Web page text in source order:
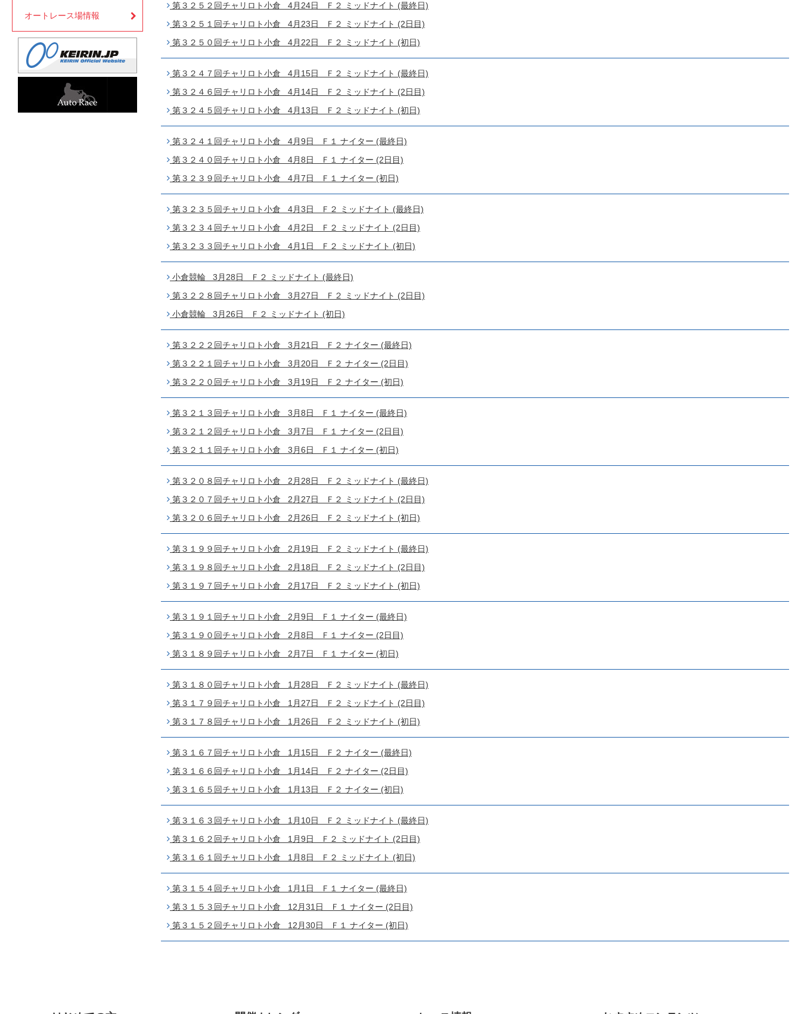
オートレース場情報
第３２５２回チャリロト小倉 4月24日 Ｆ２ ミッドナイト (最終日)
第３２５１回チャリロト小倉 4月23日 Ｆ２ ミッドナイト (2日目)
第３２５０回チャリロト小倉 4月22日 Ｆ２ ミッドナイト (初日)
第３２４７回チャリロト小倉 4月15日 Ｆ２ ミッドナイト (最終日)
第３２４６回チャリロト小倉 4月14日 Ｆ２ ミッドナイト (2日目)
第３２４５回チャリロト小倉 4月13日 Ｆ２ ミッドナイト (初日)
第３２４１回チャリロト小倉 4月9日 Ｆ１ ナイター (最終日)
第３２４０回チャリロト小倉 4月8日 Ｆ１ ナイター (2日目)
第３２３９回チャリロト小倉 4月7日 Ｆ１ ナイター (初日)
第３２３５回チャリロト小倉 4月3日 Ｆ２ ミッドナイト (最終日)
第３２３４回チャリロト小倉 4月2日 Ｆ２ ミッドナイト (2日目)
第３２３３回チャリロト小倉 4月1日 Ｆ２ ミッドナイト (初日)
小倉競輪 3月28日 Ｆ２ ミッドナイト (最終日)
第３２２８回チャリロト小倉 3月27日 Ｆ２ ミッドナイト (2日目)
小倉競輪 3月26日 Ｆ２ ミッドナイト (初日)
第３２２２回チャリロト小倉 3月21日 Ｆ２ ナイター (最終日)
第３２２１回チャリロト小倉 3月20日 Ｆ２ ナイター (2日目)
第３２２０回チャリロト小倉 3月19日 Ｆ２ ナイター (初日)
第３２１３回チャリロト小倉 3月8日 Ｆ１ ナイター (最終日)
第３２１２回チャリロト小倉 3月7日 Ｆ１ ナイター (2日目)
第３２１１回チャリロト小倉 3月6日 Ｆ１ ナイター (初日)
第３２０８回チャリロト小倉 2月28日 Ｆ２ ミッドナイト (最終日)
第３２０７回チャリロト小倉 2月27日 Ｆ２ ミッドナイト (2日目)
第３２０６回チャリロト小倉 2月26日 Ｆ２ ミッドナイト (初日)
第３１９９回チャリロト小倉 2月19日 Ｆ２ ミッドナイト (最終日)
第３１９８回チャリロト小倉 2月18日 Ｆ２ ミッドナイト (2日目)
第３１９７回チャリロト小倉 2月17日 Ｆ２ ミッドナイト (初日)
第３１９１回チャリロト小倉 2月9日 Ｆ１ ナイター (最終日)
第３１９０回チャリロト小倉 2月8日 Ｆ１ ナイター (2日目)
第３１８９回チャリロト小倉 2月7日 Ｆ１ ナイター (初日)
第３１８０回チャリロト小倉 1月28日 Ｆ２ ミッドナイト (最終日)
第３１７９回チャリロト小倉 1月27日 Ｆ２ ミッドナイト (2日目)
第３１７８回チャリロト小倉 1月26日 Ｆ２ ミッドナイト (初日)
第３１６７回チャリロト小倉 1月15日 Ｆ２ ナイター (最終日)
第３１６６回チャリロト小倉 1月14日 Ｆ２ ナイター (2日目)
第３１６５回チャリロト小倉 1月13日 Ｆ２ ナイター (初日)
第３１６３回チャリロト小倉 1月10日 Ｆ２ ミッドナイト (最終日)
第３１６２回チャリロト小倉 1月9日 Ｆ２ ミッドナイト (2日目)
第３１６１回チャリロト小倉 1月8日 Ｆ２ ミッドナイト (初日)
第３１５４回チャリロト小倉 1月1日 Ｆ１ ナイター (最終日)
第３１５３回チャリロト小倉 12月31日 Ｆ１ ナイター (2日目)
第３１５２回チャリロト小倉 12月30日 Ｆ１ ナイター (初日)